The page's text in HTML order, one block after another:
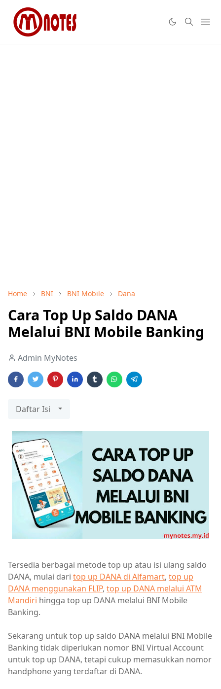
Home BNI BNI Mobile Dana
Cara Top Up Saldo DANA
Melalui BNI Mobile Banking
Admin MyNotes
Daftar Isi
Tersedia berbagai metode top up atau isi ulang saldo
DANA, mulai dari top up DANA di Alfamart, top up
DANA menggunakan FLIP, top up DANA melalui ATM
Mandiri hingga top up DANA melalui BNI Mobile
Banking.
Sekarang untuk top up saldo DANA melalui BNI Mobile
Banking tidak diperlukan nomor BNI Virtual Account
untuk top up DANA, tetapi cukup memasukkan nomor
handphone yang terdaftar di DANA.